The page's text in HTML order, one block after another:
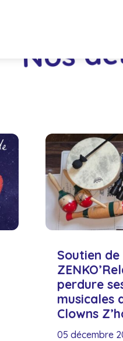
Nos
Soutien de
perdure
musicales
Clowns
05 décembre